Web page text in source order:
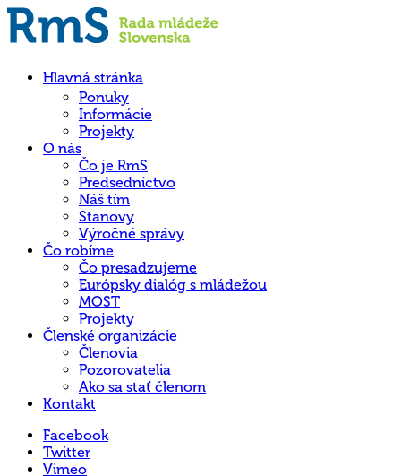
Hlavná stránka
Ponuky
Informácie
Projekty
O nás
Čo je RmS
Predsedníctvo
Náš tím
Stanovy
Výročné správy
Čo robíme
Čo presadzujeme
Európsky dialóg s mládežou
MOST
Projekty
Členské organizácie
Členovia
Pozorovatelia
Ako sa stať členom
Kontakt
Facebook
Twitter
Vimeo